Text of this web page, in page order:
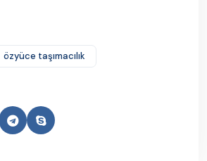
özyüce taşımacılık